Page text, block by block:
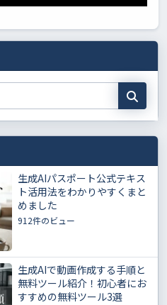
生成AIパスポート公式テキス
ト活用法をわかりやすくまと
めました
912件のビュー
生成AIで動画作成する手順と
無料ツール紹介！初心者にお
すすめの無料ツール3選